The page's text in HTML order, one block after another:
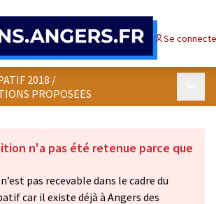
Se
2018 /
PROPOSEES
n'a pas été retenue parce que
pas recevable dans le cadre du
car il existe déjà à Angers des